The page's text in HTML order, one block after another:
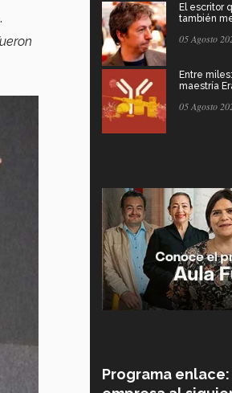
El escritor
también
05 Agosto
Entre
maestría
05 Agosto
Programa